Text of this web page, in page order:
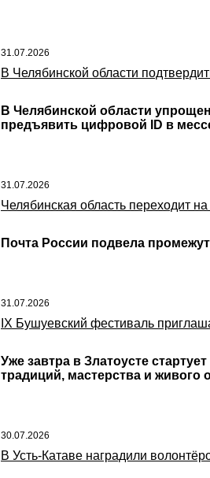
31.07.2026
В Челябинской области
В Челябинской области
предъявить цифровой ID в
31.07.2026
Челябинская область переходит
Почта России подвела
31.07.2026
IX Бушуевский фестиваль
Уже завтра в Златоусте
традиций, мастерства и живого
30.07.2026
В Усть-Катаве наградили